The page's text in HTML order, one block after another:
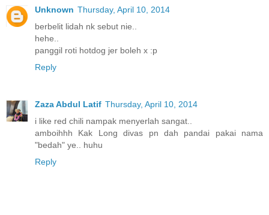
Unknown Thursday, April 10, 2014
berbelit lidah nk sebut nie..
hehe..
panggil roti hotdog jer boleh x :p
Reply
Zaza Abdul Latif Thursday, April 10, 2014
i like red chili nampak menyerlah sangat..
amboihhh Kak Long divas pn dah pandai pakai nama
"bedah" ye.. huhu
Reply